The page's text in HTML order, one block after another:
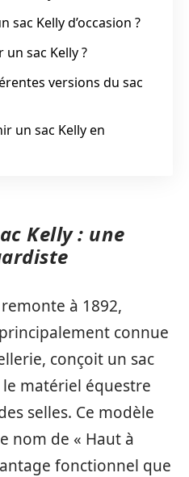
sac Kelly d’occasion ?
sac Kelly ?
versions du sac
un sac Kelly en
Kelly : une
remonte à 1892,
connue
conçoit un sac
matériel équestre
selles. Ce modèle
nom de « Haut à
fonctionnel que